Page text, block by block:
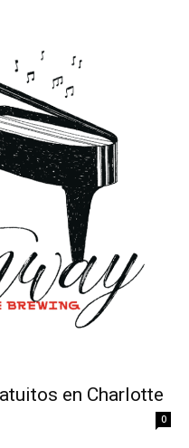
en Charlotte
0